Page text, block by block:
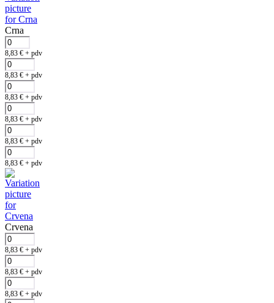
Crna
8,83 € + pdv
8,83 € + pdv
8,83 € + pdv
8,83 € + pdv
8,83 € + pdv
8,83 € + pdv
Crvena
8,83 € + pdv
8,83 € + pdv
8,83 € + pdv